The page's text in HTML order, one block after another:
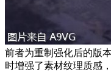
前者为重制强化后的版
时增强了素材纹理质感